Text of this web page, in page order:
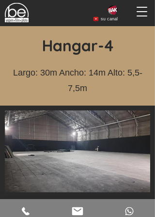
su canal
Hangar-4
Largo: 30m Ancho: 14m Alto: 5,5-
7,5m